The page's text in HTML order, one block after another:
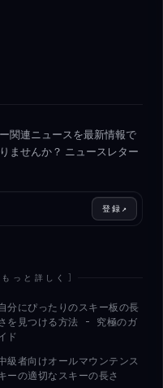
関連ニュースを最新情報で
ませんか？ ニュースレター
登録 ↗
もっと詳しく
分にぴったりのスキー板の長
を見つける方法 - 究極のガ
ド
級者向けオールマウンテンス
ーの適切なスキーの長さ